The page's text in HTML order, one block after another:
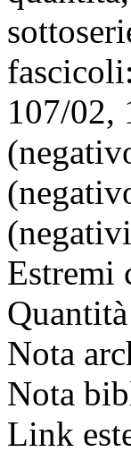
107/02,
Estremi
Nota
Nota
Link